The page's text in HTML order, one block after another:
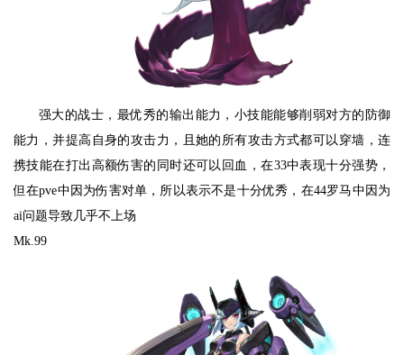
强大的战士，最优秀的输出能力，小技能能够削弱对方的防御
能力，并提高自身的攻击力，且她的所有攻击方式都可以穿墙，连
携技能在打出高额伤害的同时还可以回血，在33中表现十分强势，
但在pve中因为伤害对单，所以表示不是十分优秀，在44罗马中因为
ai问题导致几乎不上场
Mk.99